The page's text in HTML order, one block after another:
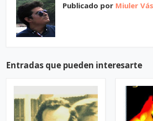
Publicado por Miuler
Entradas que pueden interesarte